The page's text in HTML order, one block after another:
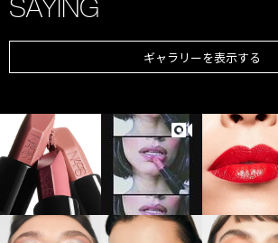
ギャラリーを表示する